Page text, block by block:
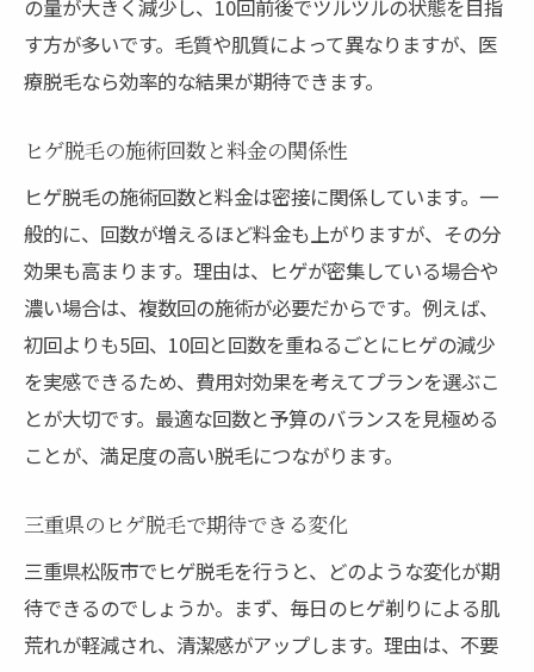
の量が大きく減少し、10回前後でツルツルの状態を目指
す方が多いです。毛質や肌質によって異なりますが、医
療脱毛なら効率的な結果が期待できます。
ヒゲ脱毛の施術回数と料金の関係性
ヒゲ脱毛の施術回数と料金は密接に関係しています。一
般的に、回数が増えるほど料金も上がりますが、その分
効果も高まります。理由は、ヒゲが密集している場合や
濃い場合は、複数回の施術が必要だからです。例えば、
初回よりも5回、10回と回数を重ねるごとにヒゲの減少
を実感できるため、費用対効果を考えてプランを選ぶこ
とが大切です。最適な回数と予算のバランスを見極める
ことが、満足度の高い脱毛につながります。
三重県のヒゲ脱毛で期待できる変化
三重県松阪市でヒゲ脱毛を行うと、どのような変化が期
待できるのでしょうか。まず、毎日のヒゲ剃りによる肌
荒れが軽減され、清潔感がアップします。理由は、不要